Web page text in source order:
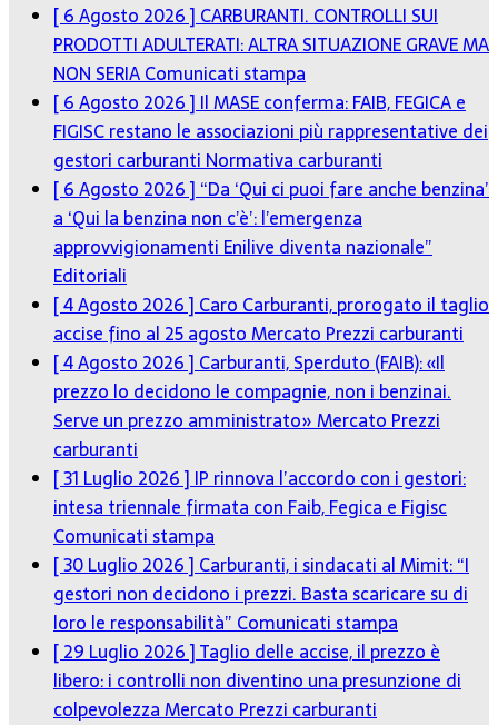
[ 6 Agosto 2026 ] CARBURANTI. CONTROLLI SUI
PRODOTTI ADULTERATI: ALTRA SITUAZIONE GRAVE MA
NON SERIAComunicati stampa
[ 6 Agosto 2026 ] Il MASE conferma: FAIB, FEGICA e
FIGISC restano le associazioni più rappresentative dei
gestori carburanti Normativa carburanti
[ 6 Agosto 2026 ] “Da ‘Qui ci puoi fare anche benzina’
a ‘Qui la benzina non c’è’: l’emergenza
approvvigionamenti Enilive diventa nazionale”
Editoriali
[ 4 Agosto 2026 ] Caro Carburanti, prorogato il taglio
accise fino al 25 agostoMercato Prezzi carburanti
[ 4 Agosto 2026 ] Carburanti, Sperduto (FAIB): «Il
prezzo lo decidono le compagnie, non i benzinai.
Serve un prezzo amministrato»Mercato Prezzi
carburanti
[ 31 Luglio 2026 ] IP rinnova l’accordo con i gestori:
intesa triennale firmata con Faib, Fegica e Figisc
Comunicati stampa
[ 30 Luglio 2026 ] Carburanti, i sindacati al Mimit: “I
gestori non decidono i prezzi. Basta scaricare su di
loro le responsabilità” Comunicati stampa
[ 29 Luglio 2026 ]Taglio delle accise, il prezzo è
libero: i controlli non diventino una presunzione di
colpevolezzaMercato Prezzi carburanti